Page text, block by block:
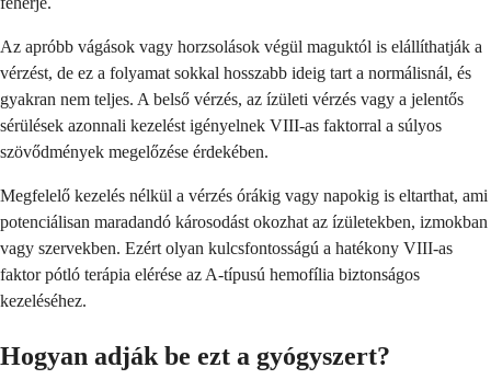
Az apróbb vágások vagy horzsolások végül maguktól is elállíthatják a
vérzést, de ez a folyamat sokkal hosszabb ideig tart a normálisnál, és
gyakran nem teljes. A belső vérzés, az ízületi vérzés vagy a jelentős
sérülések azonnali kezelést igényelnek VIII-as faktorral a súlyos
szövődmények megelőzése érdekében.
Megfelelő kezelés nélkül a vérzés órákig vagy napokig is eltarthat, ami
potenciálisan maradandó károsodást okozhat az ízületekben, izmokban
vagy szervekben. Ezért olyan kulcsfontosságú a hatékony VIII-as
faktor pótló terápia elérése az A-típusú hemofília biztonságos
kezeléséhez.
Hogyan adják be ezt a gyógyszert?